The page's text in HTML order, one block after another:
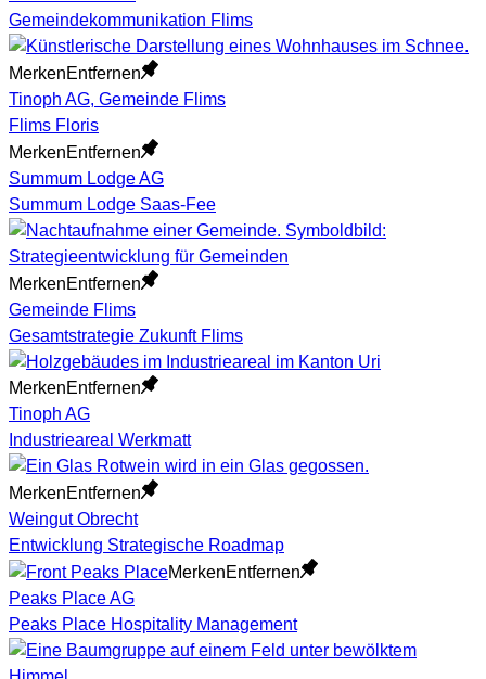
Gemeindekommunikation Flims
MerkenEntfernen
Tinoph AG, Gemeinde Flims
Flims Floris
MerkenEntfernen
Summum Lodge AG
Summum Lodge Saas-Fee
MerkenEntfernen
Gemeinde Flims
Gesamtstrategie Zukunft Flims
MerkenEntfernen
Tinoph AG
Industrieareal Werkmatt
MerkenEntfernen
Weingut Obrecht
Entwicklung Strategische Roadmap
MerkenEntfernen
Peaks Place AG
Peaks Place Hospitality Management